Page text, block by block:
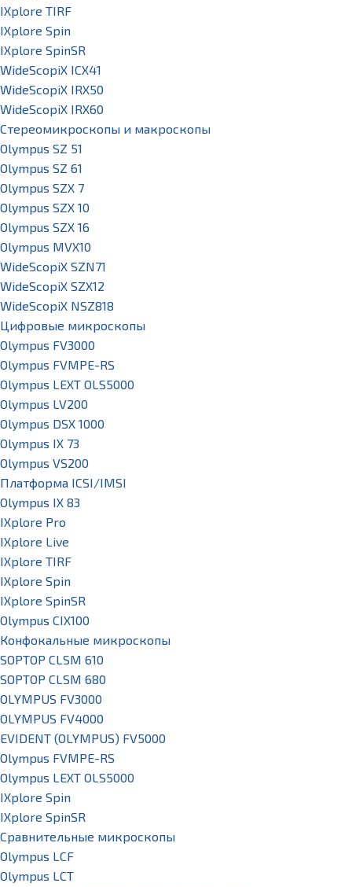
IXplore TIRF
IXplore Spin
IXplore SpinSR
WideScopiX ICX41
WideScopiX IRX50
WideScopiX IRX60
Стереомикроскопы и макроскопы
Olympus SZ 51
Olympus SZ 61
Olympus SZX 7
Olympus SZX 10
Olympus SZX 16
Olympus MVX10
WideScopiX SZN71
WideScopiX SZX12
WideScopiX NSZ818
Цифровые микроскопы
Olympus FV3000
Olympus FVMPE-RS
Olympus LEXT OLS5000
Olympus LV200
Olympus DSX 1000
Olympus IX 73
Olympus VS200
Платформа ICSI/IMSI
Olympus IX 83
IXplore Pro
IXplore Live
IXplore TIRF
IXplore Spin
IXplore SpinSR
Olympus CIX100
Конфокальные микроскопы
SOPTOP CLSM 610
SOPTOP CLSM 680
OLYMPUS FV3000
OLYMPUS FV4000
EVIDENT (OLYMPUS) FV5000
Olympus FVMPE-RS
Olympus LEXT OLS5000
IXplore Spin
IXplore SpinSR
Сравнительные микроскопы
Olympus LCF
Olympus LCT